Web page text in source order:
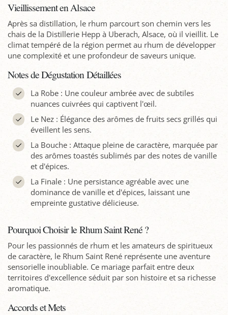
Vieillissement en Alsace
Après sa distillation, le rhum parcourt son chemin vers les
chais de la Distillerie Hepp à Uberach, Alsace, où il vieillit. Le
climat tempéré de la région permet au rhum de développer
une complexité et une profondeur de saveurs unique.
Notes de Dégustation Détaillées
La Robe : Une couleur ambrée avec de subtiles
nuances cuivrées qui captivent l'œil.
Le Nez : Élégance des arômes de fruits secs grillés qui
éveillent les sens.
La Bouche : Attaque pleine de caractère, marquée par
des arômes toastés sublimés par des notes de vanille
et d'épices.
La Finale : Une persistance agréable avec une
dominance de vanille et d'épices, laissant une
empreinte gustative délicieuse.
Pourquoi Choisir le Rhum Saint René ?
Pour les passionnés de rhum et les amateurs de spiritueux
de caractère, le Rhum Saint René représente une aventure
sensorielle inoubliable. Ce mariage parfait entre deux
territoires d'excellence séduit par son histoire et sa richesse
aromatique.
Accords et Mets